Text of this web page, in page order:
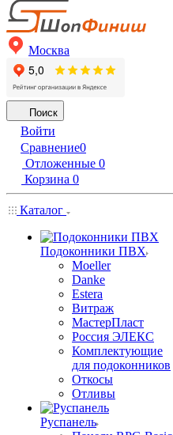
Москва
Поиск
Войти
Сравнение0
Отложенные 0
Корзина 0
Каталог
Подоконники ПВХ
Moeller
Danke
Estera
Витраж
МастерПласт
Россия ЭЛЕКС
Комплектующие
для подоконников
Откосы
Отливы
Руспанель